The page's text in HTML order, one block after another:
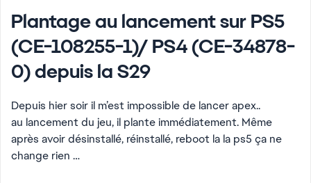
Plantage au lancement sur PS5
(CE-108255-1)/ PS4 (CE-34878-
0) depuis la S29
Depuis hier soir il m’est impossible de lancer apex..
au lancement du jeu, il plante immédiatement. Même
après avoir désinstallé, réinstallé, reboot la la ps5 ça ne
change rien …